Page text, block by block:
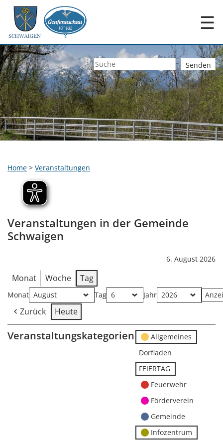
☰
Home > Veranstaltungen
Veranstaltungen in der Gemeinde
Schwaigen
6. August 2026
Monat Woche Tag
Monat Tag Jahr
Zurück Heute
Veranstaltungskategorien
Allgemeines
Dorfladen
FEIERTAG
Feuerwehr
Förderverein
Gemeinde
Infozentrum